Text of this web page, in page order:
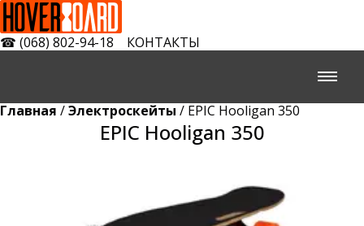
☎ (068) 802-94-18 КОНТАКТЫ
Главная /Электроскейты / EPIC Hooligan 350
EPIC Hooligan 350